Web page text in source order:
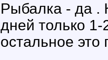
Рыбалка - да .
дней только 1-
остальное это